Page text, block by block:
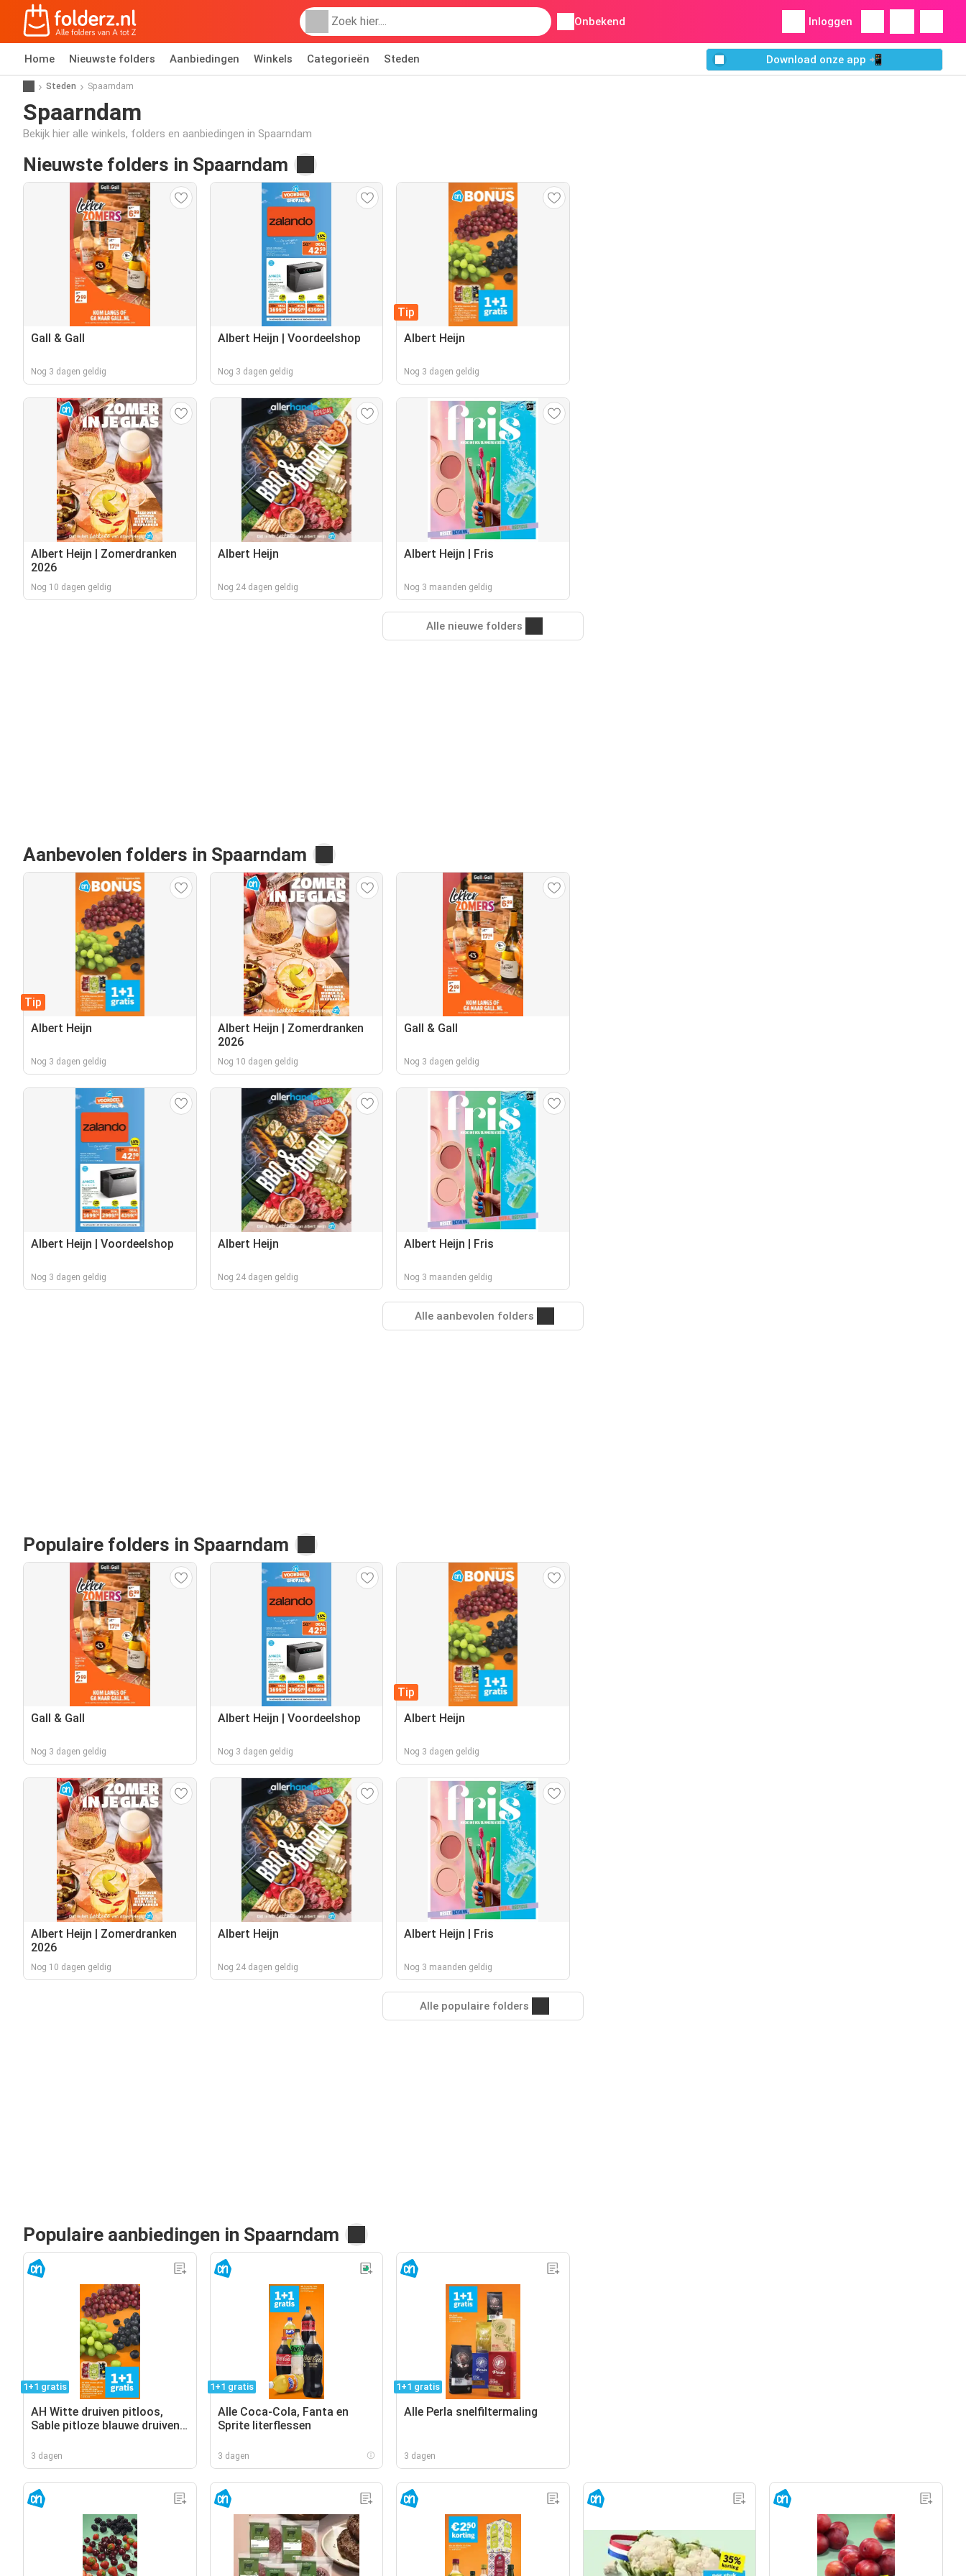
Onbekend Inloggen
Home Nieuwste folders Aanbiedingen Winkels Categorieën Steden Download onze app 📲
Steden Spaarndam
Spaarndam
Bekijk hier alle winkels, folders en aanbiedingen in Spaarndam
Nieuwste folders in Spaarndam
Gall & Gall
Nog 3 dagen geldig
Albert Heijn | Voordeelshop
Nog 3 dagen geldig
Tip
Albert Heijn
Nog 3 dagen geldig
Albert Heijn | Zomerdranken
2026
Nog 10 dagen geldig
Albert Heijn
Nog 24 dagen geldig
Albert Heijn | Fris
Nog 3 maanden geldig
Alle nieuwe folders
Aanbevolen folders in Spaarndam
Tip
Albert Heijn
Nog 3 dagen geldig
Albert Heijn | Zomerdranken
2026
Nog 10 dagen geldig
Gall & Gall
Nog 3 dagen geldig
Albert Heijn | Voordeelshop
Nog 3 dagen geldig
Albert Heijn
Nog 24 dagen geldig
Albert Heijn | Fris
Nog 3 maanden geldig
Alle aanbevolen folders
Populaire folders in Spaarndam
Gall & Gall
Nog 3 dagen geldig
Albert Heijn | Voordeelshop
Nog 3 dagen geldig
Tip
Albert Heijn
Nog 3 dagen geldig
Albert Heijn | Zomerdranken
2026
Nog 10 dagen geldig
Albert Heijn
Nog 24 dagen geldig
Albert Heijn | Fris
Nog 3 maanden geldig
Alle populaire folders
Populaire aanbiedingen in Spaarndam
1+1 gratis
AH Witte druiven pitloos,
Sable pitloze blauwe druiven,
rode druiven
3 dagen
1+1 gratis
Alle Coca-Cola, Fanta en
Sprite literflessen
3 dagen
1+1 gratis
Alle Perla snelfiltermaling
3 dagen